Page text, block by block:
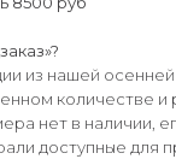
из нашей
количестве и
нет в наличии,
доступные для